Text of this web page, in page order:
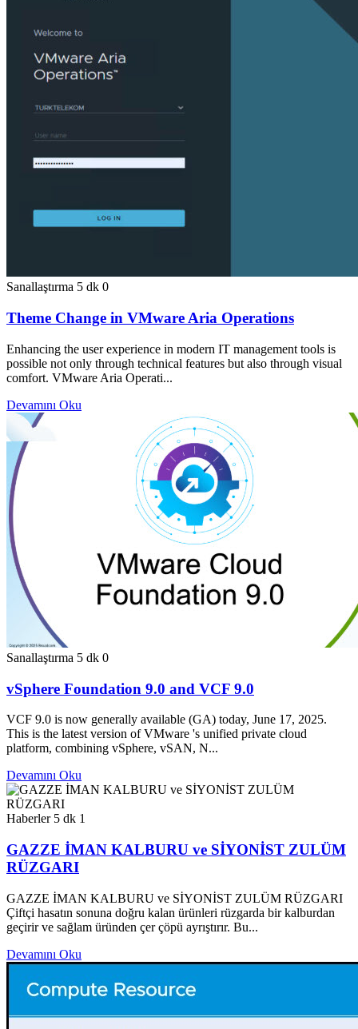
Sanallaştırma 5 dk 0
Theme Change in VMware Aria Operations
Enhancing the user experience in modern IT management tools is
possible not only through technical features but also through visual
comfort. VMware Aria Operati...
Devamını Oku
Sanallaştırma 5 dk 0
vSphere Foundation 9.0 and VCF 9.0
VCF 9.0 is now generally available (GA) today, June 17, 2025.
This is the latest version of VMware 's unified private cloud
platform, combining vSphere, vSAN, N...
Devamını Oku
Haberler 5 dk 1
GAZZE İMAN KALBURU ve SİYONİST ZULÜM
RÜZGARI
GAZZE İMAN KALBURU ve SİYONİST ZULÜM RÜZGARI
Çiftçi hasatın sonuna doğru kalan ürünleri rüzgarda bir kalburdan
geçirir ve sağlam üründen çer çöpü ayrıştırır. Bu...
Devamını Oku